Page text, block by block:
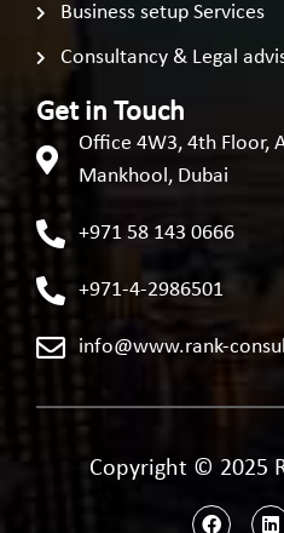
Business setup Services
Consultancy & Legal
Get in Touch
Office 4W3, 4th Floor,
Mankhool, Dubai
+971 58 143 0666
+971-4-2986501
info@www.rank-
Copyright © 2025